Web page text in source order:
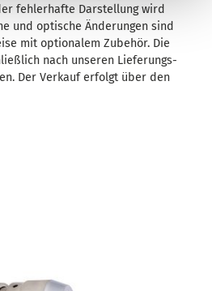
fehlerhafte Darstellung wird
und optische Änderungen sind
mit optionalem Zubehör. Die
nach unseren Lieferungs-
Der Verkauf erfolgt über den